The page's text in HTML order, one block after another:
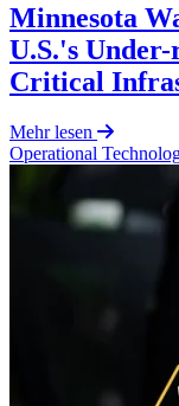
Minnesota
U.S.'s
Critical
Mehr lesen
Operational